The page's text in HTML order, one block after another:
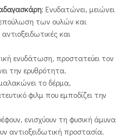
: Ενυδατώνει, μειώνει
των ουλών και
και
ενυδάτωση, προστατεύει τον
την ερυθρότητα.
το δέρμα,
φιλμ που εμποδίζει την
ενισχύουν τη φυσική άμυνα
αντιοξειδωτική προστασία.